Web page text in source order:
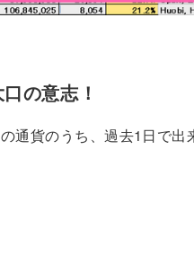
の意志！
通貨のうち、過去1日で出